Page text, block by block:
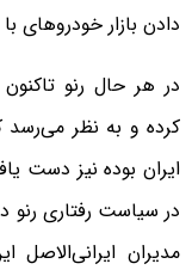
دادن بازار خودروهای
در هر حال رنو
کرده و به نظر
ایران بوده نیز دست
در سیاست رفتاری رنو
مدیران